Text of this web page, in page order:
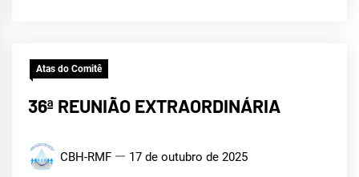
Atas do Comitê
36ª REUNIÃO EXTRAORDINÁRIA
CBH-RMF 17 de outubro de 2025